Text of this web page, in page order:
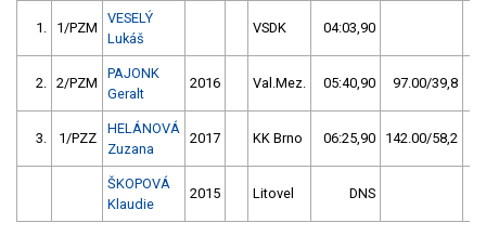
1. 1/PZM
VESELÝ
Lukáš
VSDK 04:03,90
2. 2/PZM
PAJONK
Geralt
2016 Val.Mez. 05:40,90 97.00/39,8
3. 1/PZZ
HELÁNOVÁ
Zuzana
2017 KK Brno 06:25,90 142.00/58,2
ŠKOPOVÁ
Klaudie
2015 Litovel DNS